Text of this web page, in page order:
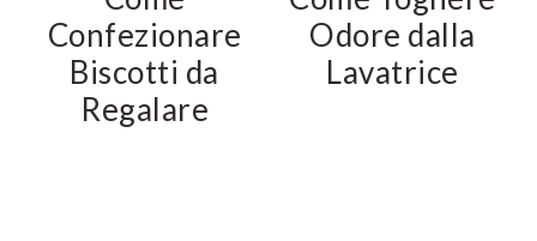
Confezionare
Biscotti da
Regalare
Odore dalla
Lavatrice